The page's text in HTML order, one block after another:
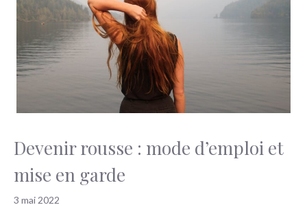
Devenir rousse : mode d’emploi et
mise en garde
3 mai 2022